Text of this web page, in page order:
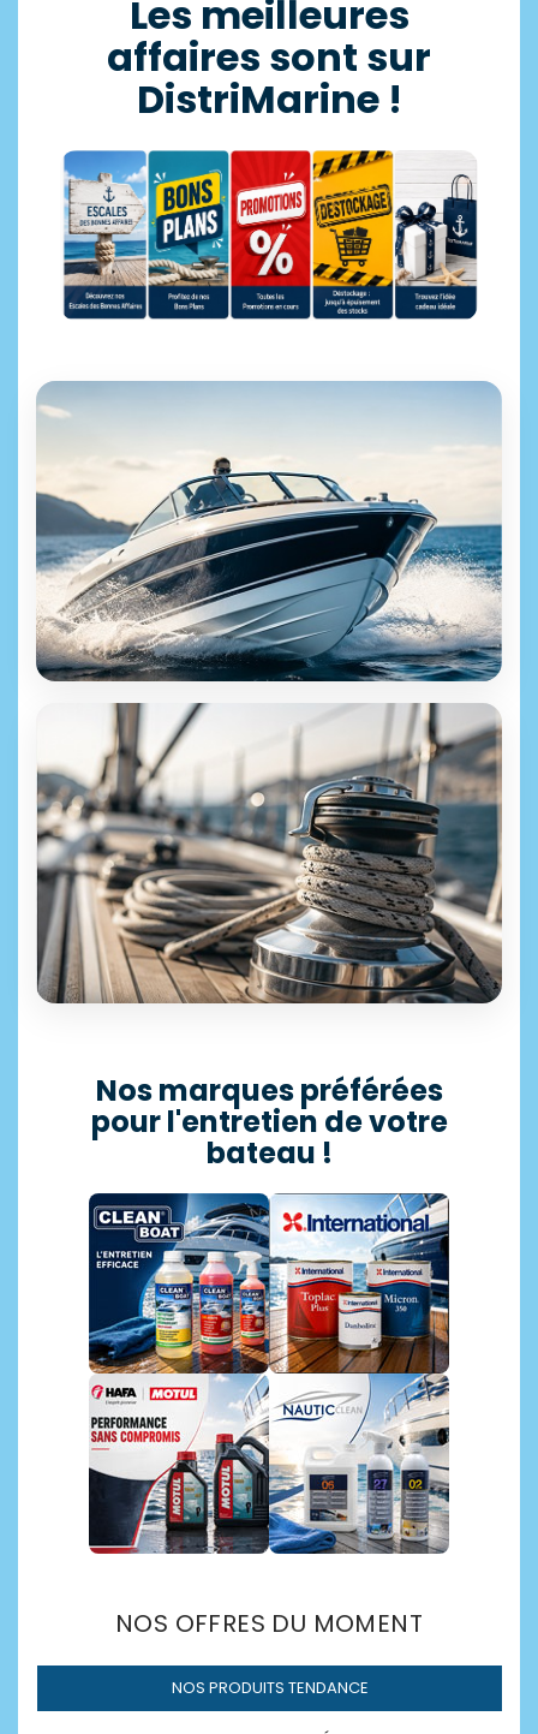
Les meilleures
affaires sont sur
DistriMarine !
Escales des bonnes affaires
Bons Plans PromotionsDéstockageIdées cadeaux
ÉQUIPEMENT & ACCESSOIRES
+25 000 références disponibles
Motonautisme
Découvrir →
Accastillage
11 500 articles en stock
Découvrir →
Nos marques préférées
pour l'entretien de votre
bateau !
NOS OFFRES DU MOMENT
NOS PRODUITS TENDANCE